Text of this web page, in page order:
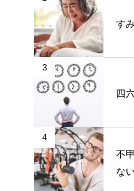
す
3
四
4
不
な